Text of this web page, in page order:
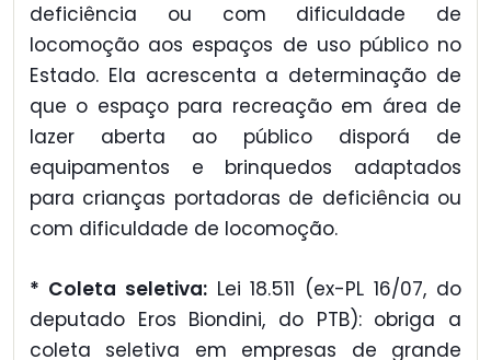
deficiência ou com dificuldade de
locomoção aos espaços de uso público no
Estado. Ela acrescenta a determinação de
que o espaço para recreação em área de
lazer aberta ao público disporá de
equipamentos e brinquedos adaptados
para crianças portadoras de deficiência ou
com dificuldade de locomoção.
* Coleta seletiva:Lei 18.511 (ex-PL 16/07, do
deputado Eros Biondini, do PTB): obriga a
coleta seletiva em empresas de grande